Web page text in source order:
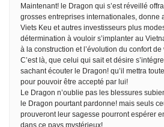
Maintenant! le Dragon qui s’est réveillé
grosses entreprises internationales, donne
Viets Keu et autres investisseurs plus
détermination à vouloir s’implanter au
à la construction et l’évolution du confort
C’est là, que celui qui sait et désire
sachant écouter le Dragon! qu’il mettra
pour pouvoir être accepté par lui!
Le Dragon n’oublie pas les blessures
le Dragon pourtant pardonne! mais seuls
prouveront leur sagesse pourront espérer
dans ce pays mystérieux!